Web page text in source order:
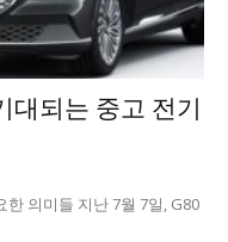
되는 중고 전기
의미들 지난 7월 7일, G80